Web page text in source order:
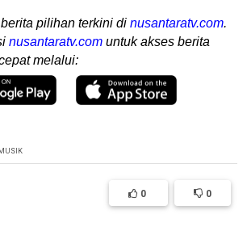
pilihan terkini di nusantaratv.com.
nusantaratv.com untuk akses berita
melalui:
0 0